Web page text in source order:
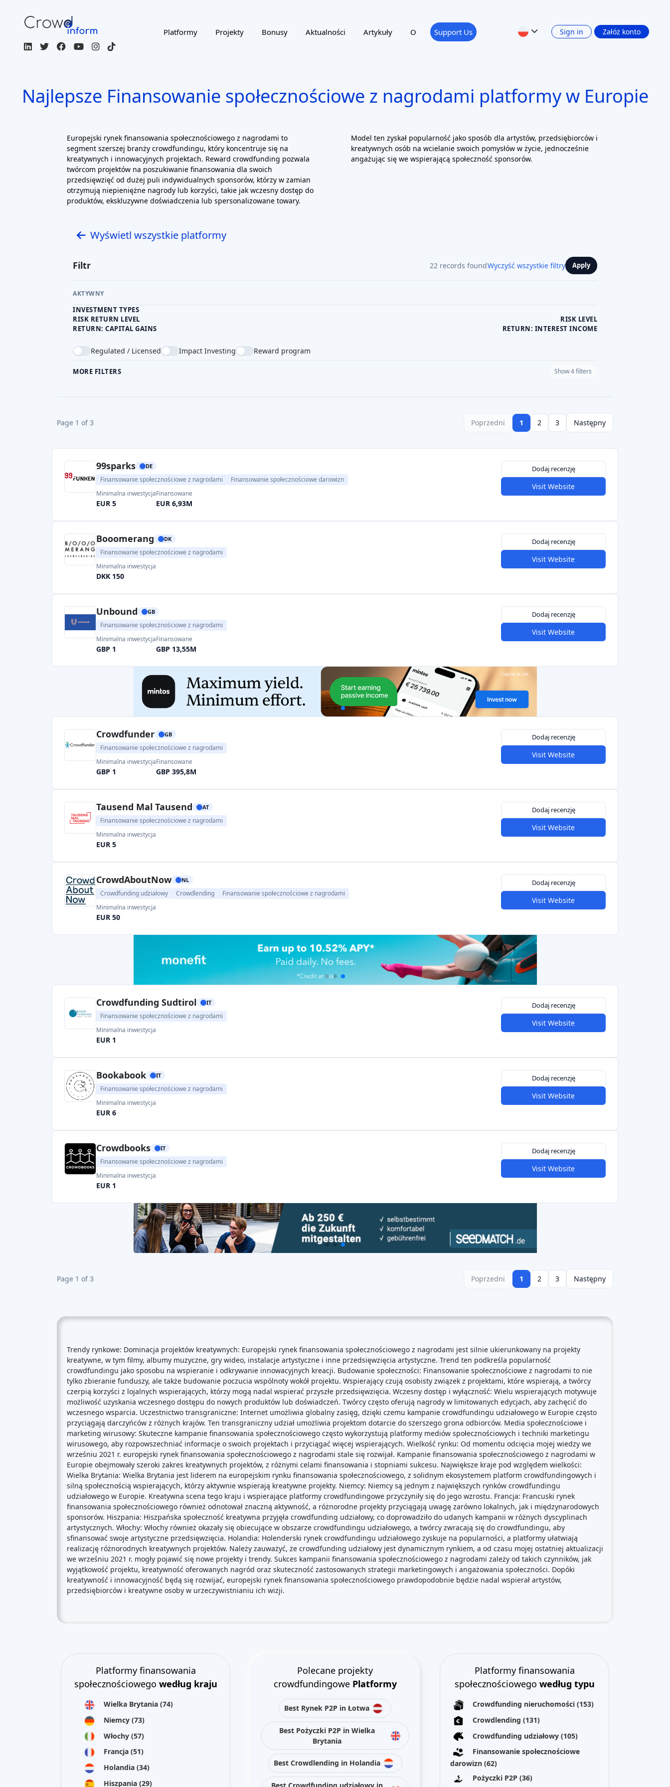
Platformy Projekty Bonusy Aktualności Artykuły O Support Us Sign in Załóż konto
Najlepsze Finansowanie społecznościowe z nagrodami platformy w Europie
Europejski rynek finansowania społecznościowego z nagrodami to
segment szerszej branży crowdfundingu, który koncentruje się na
kreatywnych i innowacyjnych projektach. Reward crowdfunding pozwala
twórcom projektów na poszukiwanie finansowania dla swoich
przedsięwzięć od dużej puli indywidualnych sponsorów, którzy w zamian
otrzymują niepieniężne nagrody lub korzyści, takie jak wczesny dostęp do
produktów, ekskluzywne doświadczenia lub spersonalizowane towary.
Model ten zyskał popularność jako sposób dla artystów, przedsiębiorców i
kreatywnych osób na wcielanie swoich pomysłów w życie, jednocześnie
angażując się we wspierającą społeczność sponsorów.
Wyświetl wszystkie platformy
Filtr 22 records foundWyczyść wszystkie filtry Apply
AKTYWNY
INVESTMENT TYPES
RISK RETURN LEVEL
RISK LEVEL
RETURN: CAPITAL GAINS
RETURN: INTEREST INCOME
Regulated / Licensed Impact Investing Reward program
MORE FILTERS Show 4 filters
Page 1 of 3 Poprzedni 1 2 3 Następny
99sparks DE
Finansowanie społecznościowe z nagrodami
Finansowanie społecznościowe darowizn
Minimalna inwestycja
EUR 5
Finansowane
EUR 6,93M
Dodaj recenzję
Visit Website
Booomerang DK
Finansowanie społecznościowe z nagrodami
Minimalna inwestycja
DKK 150
Dodaj recenzję
Visit Website
Unbound GB
Finansowanie społecznościowe z nagrodami
Minimalna inwestycja
GBP 1
Finansowane
GBP 13,55M
Dodaj recenzję
Visit Website
Crowdfunder GB
Finansowanie społecznościowe z nagrodami
Minimalna inwestycja
GBP 1
Finansowane
GBP 395,8M
Dodaj recenzję
Visit Website
Tausend Mal Tausend AT
Finansowanie społecznościowe z nagrodami
Minimalna inwestycja
EUR 5
Dodaj recenzję
Visit Website
CrowdAboutNow NL
Crowdfunding udziałowy Crowdlending
Finansowanie społecznościowe z nagrodami
Minimalna inwestycja
EUR 50
Dodaj recenzję
Visit Website
Crowdfunding Sudtirol IT
Finansowanie społecznościowe z nagrodami
Minimalna inwestycja
EUR 1
Dodaj recenzję
Visit Website
Bookabook IT
Finansowanie społecznościowe z nagrodami
Minimalna inwestycja
EUR 6
Dodaj recenzję
Visit Website
Crowdbooks IT
Finansowanie społecznościowe z nagrodami
Minimalna inwestycja
EUR 1
Dodaj recenzję
Visit Website
Page 1 of 3 Poprzedni 1 2 3 Następny
Trendy rynkowe: Dominacja projektów kreatywnych: Europejski rynek finansowania społecznościowego z nagrodami jest silnie ukierunkowany na projekty
kreatywne, w tym filmy, albumy muzyczne, gry wideo, instalacje artystyczne i inne przedsięwzięcia artystyczne. Trend ten podkreśla popularność
crowdfundingu jako sposobu na wspieranie i odkrywanie innowacyjnych kreacji. Budowanie społeczności: Finansowanie społecznościowe z nagrodami to nie
tylko zbieranie funduszy, ale także budowanie poczucia wspólnoty wokół projektu. Wspierający czują osobisty związek z projektami, które wspierają, a twórcy
czerpią korzyści z lojalnych wspierających, którzy mogą nadal wspierać przyszłe przedsięwzięcia. Wczesny dostęp i wyłączność: Wielu wspierających motywuje
możliwość uzyskania wczesnego dostępu do nowych produktów lub doświadczeń. Twórcy często oferują nagrody w limitowanych edycjach, aby zachęcić do
wczesnego wsparcia. Uczestnictwo transgraniczne: Internet umożliwia globalny zasięg, dzięki czemu kampanie crowdfundingu udziałowego w Europie często
przyciągają darczyńców z różnych krajów. Ten transgraniczny udział umożliwia projektom dotarcie do szerszego grona odbiorców. Media społecznościowe i
marketing wirusowy: Skuteczne kampanie finansowania społecznościowego często wykorzystują platformy mediów społecznościowych i techniki marketingu
wirusowego, aby rozpowszechniać informacje o swoich projektach i przyciągać więcej wspierających. Wielkość rynku: Od momentu odcięcia mojej wiedzy we
wrześniu 2021 r. europejski rynek finansowania społecznościowego z nagrodami stale się rozwijał. Kampanie finansowania społecznościowego z nagrodami w
Europie obejmowały szeroki zakres kreatywnych projektów, z różnymi celami finansowania i stopniami sukcesu. Największe kraje pod względem wielkości:
Wielka Brytania: Wielka Brytania jest liderem na europejskim rynku finansowania społecznościowego, z solidnym ekosystemem platform crowdfundingowych i
silną społecznością wspierających, którzy aktywnie wspierają kreatywne projekty. Niemcy: Niemcy są jednym z największych rynków crowdfundingu
udziałowego w Europie. Kreatywna scena tego kraju i wspierające platformy crowdfundingowe przyczyniły się do jego wzrostu. Francja: Francuski rynek
finansowania społecznościowego również odnotował znaczną aktywność, a różnorodne projekty przyciągają uwagę zarówno lokalnych, jak i międzynarodowych
sponsorów. Hiszpania: Hiszpańska społeczność kreatywna przyjęła crowdfunding udziałowy, co doprowadziło do udanych kampanii w różnych dyscyplinach
artystycznych. Włochy: Włochy również okazały się obiecujące w obszarze crowdfundingu udziałowego, a twórcy zwracają się do crowdfundingu, aby
sfinansować swoje artystyczne przedsięwzięcia. Holandia: Holenderski rynek crowdfundingu udziałowego zyskuje na popularności, a platformy ułatwiają
realizację różnorodnych kreatywnych projektów. Należy zauważyć, że crowdfunding udziałowy jest dynamicznym rynkiem, a od czasu mojej ostatniej aktualizacji
we wrześniu 2021 r. mogły pojawić się nowe projekty i trendy. Sukces kampanii finansowania społecznościowego z nagrodami zależy od takich czynników, jak
wyjątkowość projektu, kreatywność oferowanych nagród oraz skuteczność zastosowanych strategii marketingowych i angażowania społeczności. Dopóki
kreatywność i innowacyjność będą się rozwijać, europejski rynek finansowania społecznościowego prawdopodobnie będzie nadal wspierał artystów,
przedsiębiorców i kreatywne osoby w urzeczywistnianiu ich wizji.
Platformy finansowania
społecznościowego według kraju
Wielka Brytania (74)
Niemcy (73)
Włochy (57)
Francja (51)
Holandia (34)
Hiszpania (29)
Polecane projekty
crowdfundingowe Platformy
Best Rynek P2P in Łotwa
Best Pożyczki P2P in Wielka
Brytania
Best Crowdlending in Holandia
Best Crowdfunding udziałowy in
Platformy finansowania
społecznościowego według typu
Crowdfunding nieruchomości (153)
Crowdlending (131)
Crowdfunding udziałowy (105)
Finansowanie społecznościowe
darowizn (62)
Pożyczki P2P (36)